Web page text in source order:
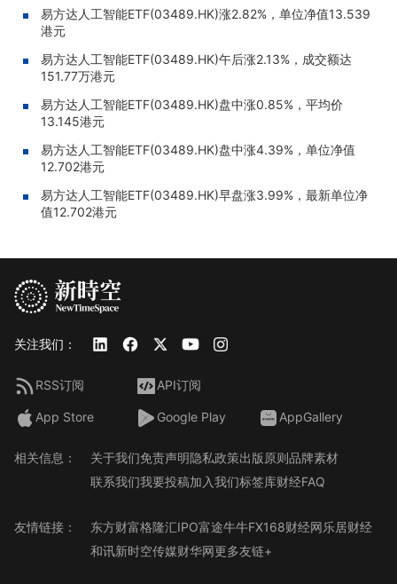
易方达人工智能ETF(03489.HK)涨2.82%，单位净值13.539
港元
易方达人工智能ETF(03489.HK)午后涨2.13%，成交额达
151.77万港元
易方达人工智能ETF(03489.HK)盘中涨0.85%，平均价
13.145港元
易方达人工智能ETF(03489.HK)盘中涨4.39%，单位净值
12.702港元
易方达人工智能ETF(03489.HK)早盘涨3.99%，最新单位净
值12.702港元
关注我们：
RSS订阅 API订阅
App Store Google Play AppGallery
相关信息： 关于我们免责声明隐私政策出版原则品牌素材
联系我们我要投稿加入我们标签库财经FAQ
友情链接： 东方财富格隆汇IPO富途牛牛FX168财经网乐居财经
和讯新时空传媒财华网更多友链+